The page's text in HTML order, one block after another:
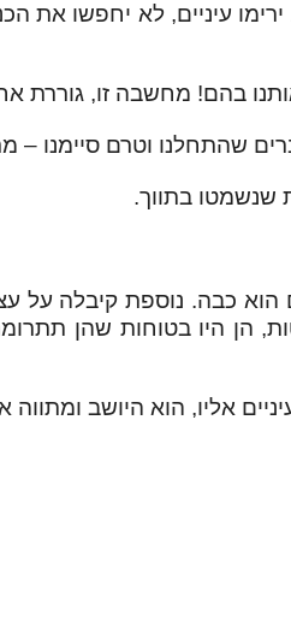
עיניים, לא יחפשו את
בהם! מחשבה זו, גוררת
שהתחלנו וטרם סיימנו –
שנשמטו בתווך.
הוא כבה. נוספת קיבלה על
הן היו בטוחות שהן
אליו, הוא היושב